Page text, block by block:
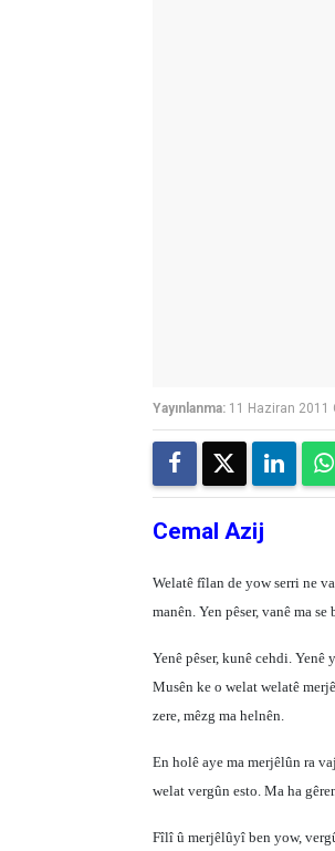
Yayınlanma: 11 Haziran 2011
Cemal Azij
Welatê fîlan de yow serri ne
manên. Yen pêser, vanê ma
Yenê pêser, kunê cehdi.
Musên ke o welat welatê
zere, mêzg ma helnên.
En holê aye ma merjêlûn ra
welat vergûn esto. Ma ha
Fîlî û merjêlûyî ben yow,